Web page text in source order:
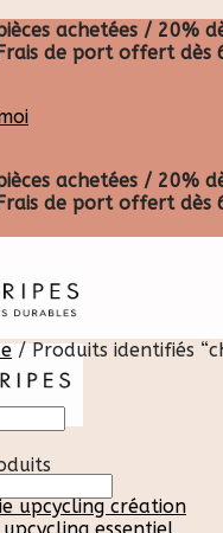
achetées / 20%
de port offert dès
achetées / 20%
de port offert dès
/Produits identifiés
upcycling création